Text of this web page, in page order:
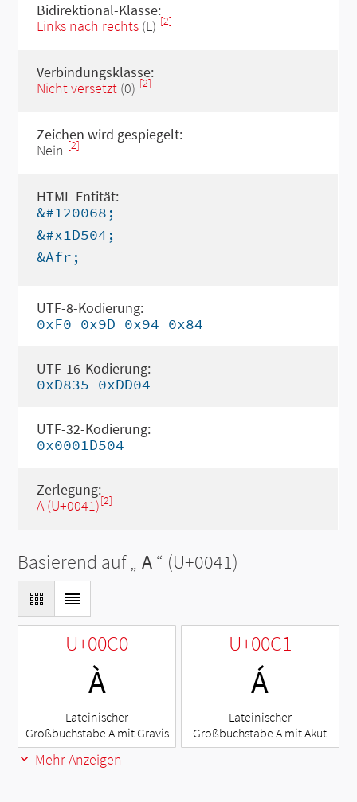
Bidirektional-Klasse:
Links nach rechts(L) [2]
Verbindungsklasse:
Nicht versetzt(0) [2]
Zeichen wird gespiegelt:
Nein [2]
HTML-Entität:
&#120068;
&#x1D504;
&Afr;
UTF-8-Kodierung:
0xF0 0x9D 0x94 0x84
UTF-16-Kodierung:
0xD835 0xDD04
UTF-32-Kodierung:
0x0001D504
Zerlegung:
A (U+0041)[2]
Basierend auf „ A“ (U+0041)
U+00C0
À
Lateinischer
Großbuchstabe A mit Gravis
U+00C1
Á
Lateinischer
Großbuchstabe A mit Akut
Mehr Anzeigen